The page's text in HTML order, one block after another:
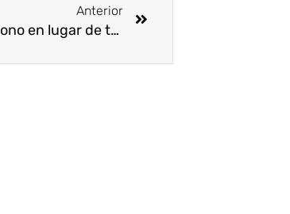
Anterior
Intoxicación por Monóxido de Carbono en lugar de trabajo